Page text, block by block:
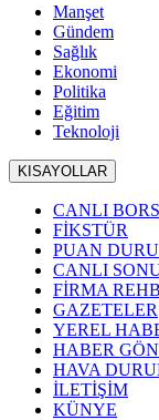
Manşet
Gündem
Sağlık
Ekonomi
Politika
Eğitim
Teknoloji
KISAYOLLAR
CANLI
FİKSTÜR
PUAN
CANLI
FİRMA
GAZETELER
YEREL
HABER
HAVA
İLETİŞİM
KÜNYE